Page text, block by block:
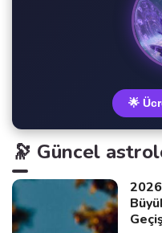
🌟
🔭 Güncel